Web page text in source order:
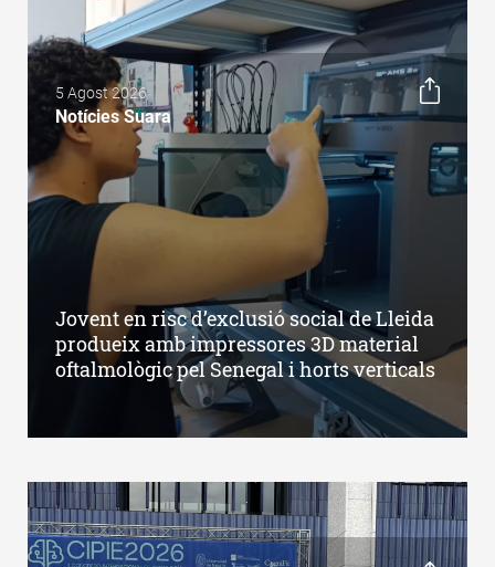
5 Agost 2026
Notícies Suara
Jovent en risc d’exclusió social de Lleida
produeix amb impressores 3D material
oftalmològic pel Senegal i horts verticals